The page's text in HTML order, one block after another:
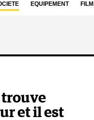
ÉQUIPEMENT
trouve
et il est